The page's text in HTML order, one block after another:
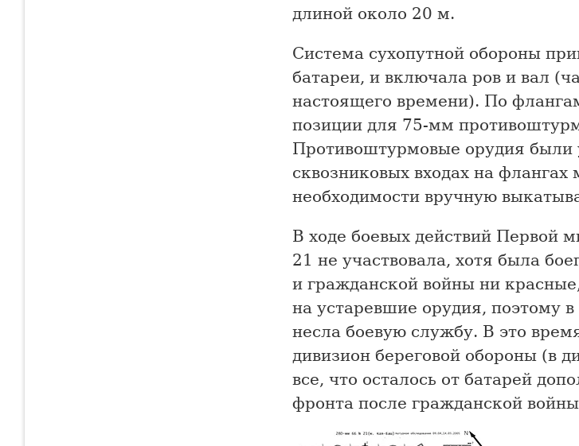
длиной около 20 м.
Система сухопутной обороны
батареи, и включала ров и вал
настоящего времени). По
позиции для 75-мм
Противоштурмовые орудия были
сквозниковых входах на флангах
необходимости вручную
В ходе боевых действий Первой
21 не участвовала, хотя была
и гражданской войны ни
на устаревшие орудия, поэтому
несла боевую службу. В это
дивизион береговой обороны (в
все, что осталось от батарей
фронта после гражданской